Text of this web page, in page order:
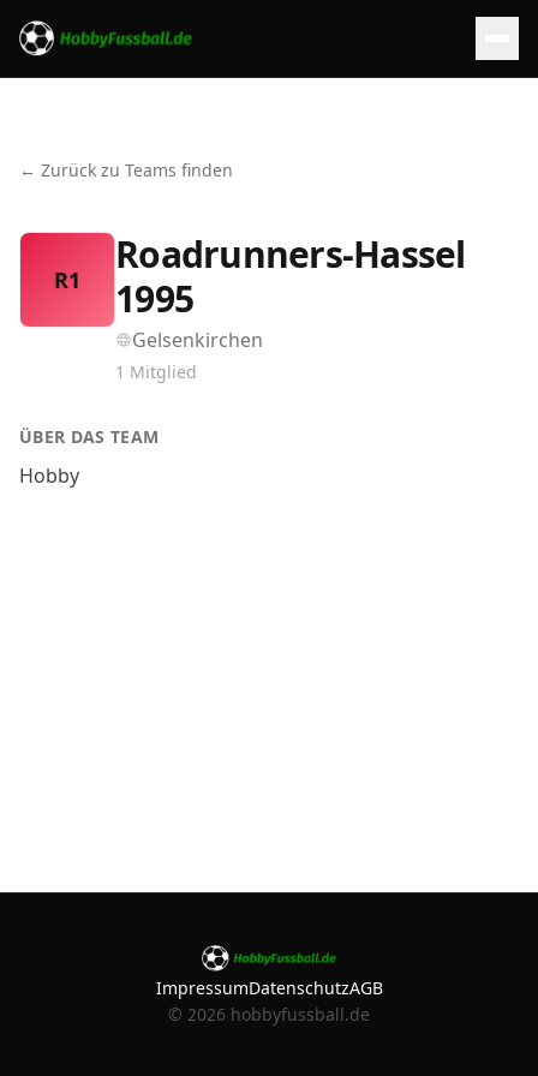
← Zurück zu Teams finden
R1
Roadrunners-Hassel
1995
Gelsenkirchen
1 Mitglied
ÜBER DAS TEAM
Hobby
ImpressumDatenschutzAGB
© 2026 hobbyfussball.de